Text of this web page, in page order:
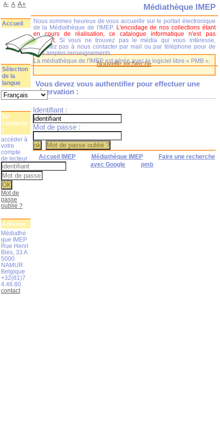
Nouvelle recherche
Vous devez vous authentifier pour effectuer une
réservation :
Identifiant :
Mot de passe :
Accueil IMEP Médiathèque IMEP
Faire une recherche
avec Google
pmb
Médiathèque IMEP
Nous sommes heureux de vous accueillir sur le portail électronique
de la Médiathèque de l'IMEP. L'encodage de nos collections étant
en cours de réalisation, ce catalogue informatique n'est pas
complet.
Si vous ne trouvez pas le média qui vous intéresse,
n'hésitez pas à nous contacter par mail ou par téléphone pour de
plus amples renseignements.
La médiathèque de l'IMEP est gérée avec le logiciel libre « PMB ».
A- A A+
Accueil
Sélection
de la
langue
Se
connecte
r
accéder à
votre
compte
de lecteur
Mot de
passe
oublié ?
Adresse
Médiathè
que IMEP
Rue Henri
Blès, 33 A
5000
NAMUR
Belgique
+32(81)7
4.46.80.
contact